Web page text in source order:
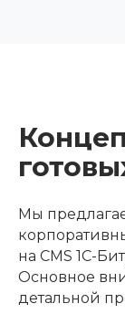
Мы
на CMS 1С-
Основное
детальной